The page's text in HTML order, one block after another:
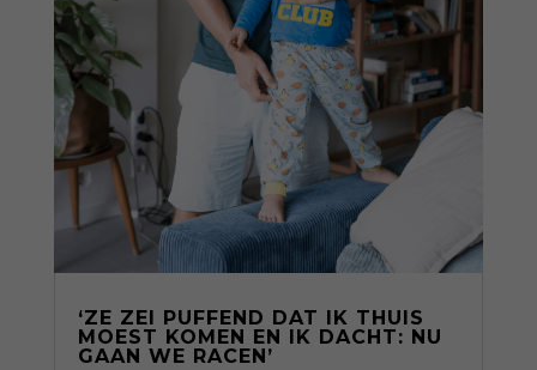
‘ZE ZEI PUFFEND DAT IK THUIS
MOEST KOMEN EN IK DACHT: NU
GAAN WE RACEN’